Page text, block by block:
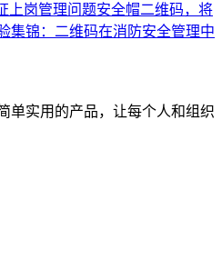
上岗管理问题安全帽二维码，将
集锦：二维码在消防安全管理中
单实用的产品，让每个人和组织